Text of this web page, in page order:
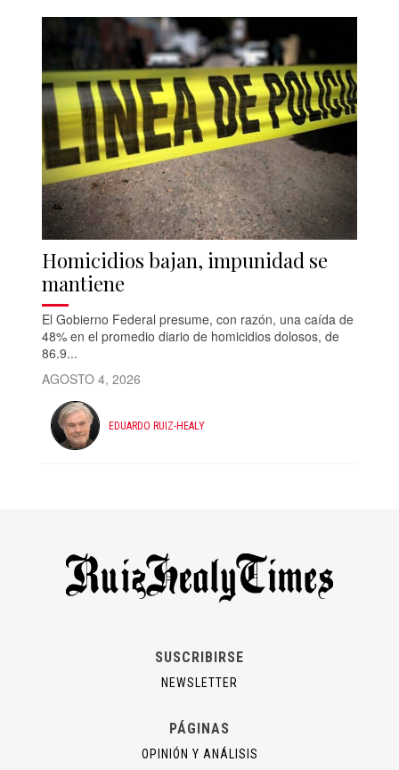
Homicidios bajan, impunidad se
mantiene
El Gobierno Federal presume, con razón, una caída de
48% en el promedio diario de homicidios dolosos, de
86.9...
AGOSTO 4, 2026
EDUARDO RUIZ-HEALY
SUSCRIBIRSE
NEWSLETTER
PÁGINAS
OPINIÓN Y ANÁLISIS